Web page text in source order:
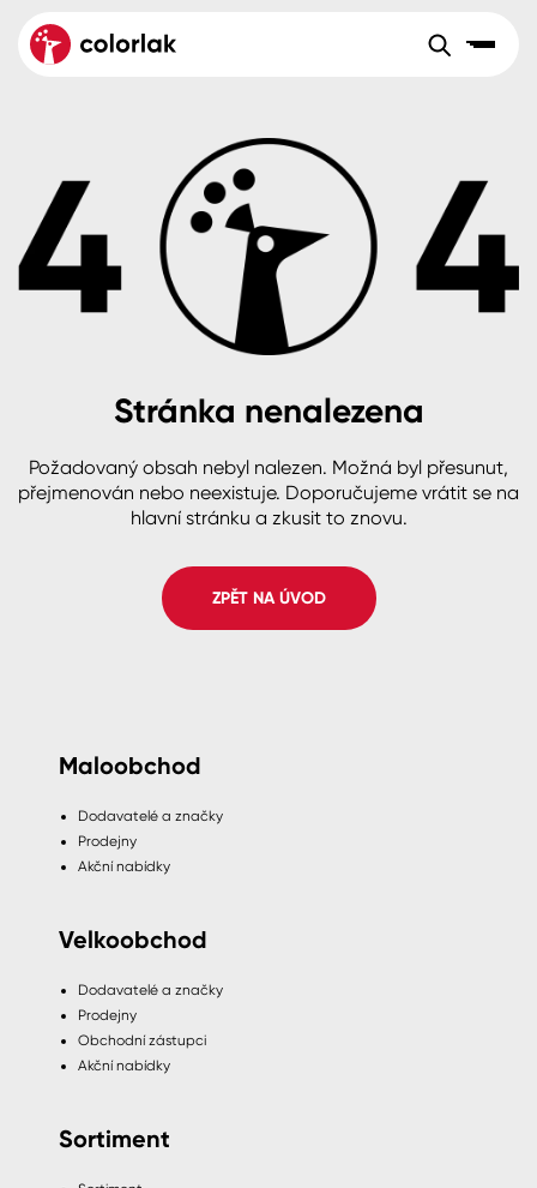
Velkoobchod Sortiment
Aktuality
Reference
O společnosti
B2B +420 800 145 555Po – Pá: 8:00–15:00
Česko
Slovensko Polsko Worldwide
Dřevo
Beton, asfalt, minerální podklady
Plast, sklo, keramika
Stěny
Fasády
Spreje
Colorlak Dekor
Colorlak Profi
Colorlak Pta
Stránka nenalezena
Požadovaný obsah nebyl nalezen. Možná byl přesunut,
přejmenován nebo neexistuje. Doporučujeme vrátit se na
hlavní stránku a zkusit to znovu.
ZPĚT NA ÚVOD
Maloobchod
Dodavatelé a značky
Prodejny
Akční nabídky
Velkoobchod
Dodavatelé a značky
Prodejny
Obchodní zástupci
Akční nabídky
Sortiment